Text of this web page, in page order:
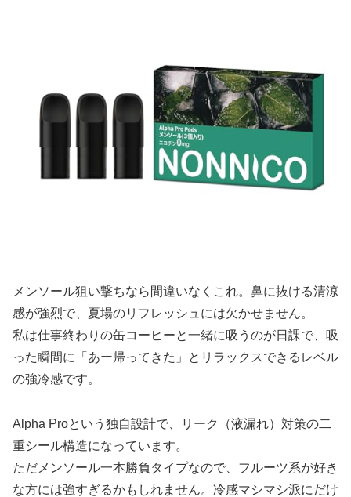
メンソール狙い撃ちなら間違いなくこれ。鼻に抜ける清涼
感が強烈で、夏場のリフレッシュには欠かせません。
私は仕事終わりの缶コーヒーと一緒に吸うのが日課で、吸
った瞬間に「あー帰ってきた」とリラックスできるレベル
の強冷感です。
Alpha Proという独自設計で、リーク（液漏れ）対策の二
重シール構造になっています。
ただメンソール一本勝負タイプなので、フルーツ系が好き
な方には強すぎるかもしれません。冷感マシマシ派にだけ